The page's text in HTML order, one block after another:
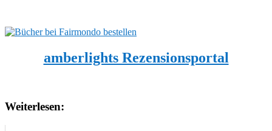
amberlights Rezensionsportal
Weiterlesen: